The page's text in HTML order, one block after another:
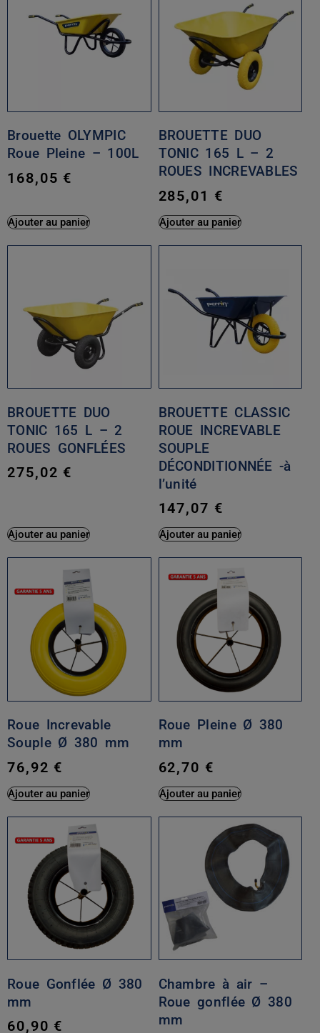
Brouette OLYMPIC
Roue Pleine – 100L
168,05 €
Ajouter au panier
BROUETTE DUO
TONIC 165 L – 2
ROUES INCREVABLES
285,01 €
Ajouter au panier
BROUETTE DUO
TONIC 165 L – 2
ROUES GONFLÉES
275,02 €
Ajouter au panier
BROUETTE CLASSIC
ROUE INCREVABLE
SOUPLE
DÉCONDITIONNÉE -à
l’unité
147,07 €
Ajouter au panier
Roue Increvable
Souple Ø 380 mm
76,92 €
Ajouter au panier
Roue Pleine Ø 380
mm
62,70 €
Ajouter au panier
Roue Gonflée Ø 380
mm
60,90 €
Chambre à air –
Roue gonflée Ø 380
mm